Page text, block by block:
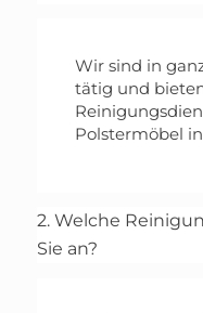
Wir sind in
tätig und
Polstermöbel
2. Welche
Sie an?